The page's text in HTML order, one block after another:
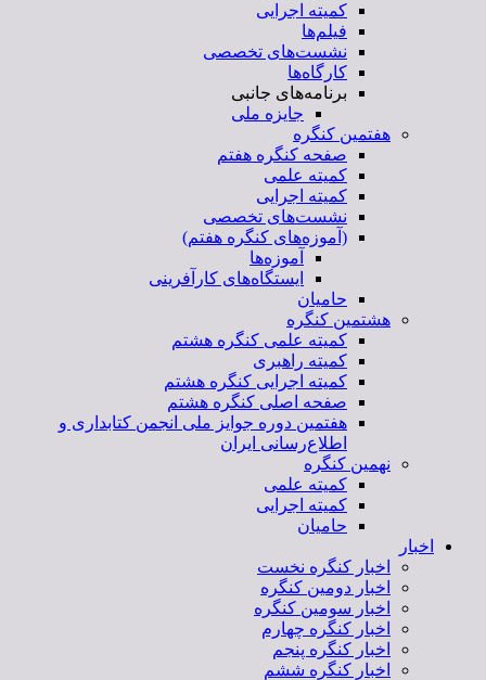
کمیته اجرایی
فیلم‌ها
نشست‌های تخصصی
کارگاه‌ها
برنامه‌های جانبی
جایزه ملی
هفتمین کنگره
صفحه کنگره هفتم
کمیته علمی
کمیته اجرایی
نشست‌های تخصصی
(آموزه‌های کنگره هفتم)
آموزه‌ها
ایستگاه‌های کارآفرینی
حامیان
هشتمین کنگره
کمیته علمی کنگره هشتم
کمیته راهبری
کمیته اجرایی کنگره هشتم
صفحه اصلی کنگره هشتم
هفتمین دوره جوایز ملی انجمن کتابداری و
اطلاع‌رسانی ایران
نهمین کنگره
کمیته علمی
کمیته اجرایی
حامیان
اخبار
اخبار کنگره نخست
اخبار دومین کنگره
اخبار سومین کنگره
اخبار کنگره چهارم
اخبار کنگره پنجم
اخبار کنگره ششم